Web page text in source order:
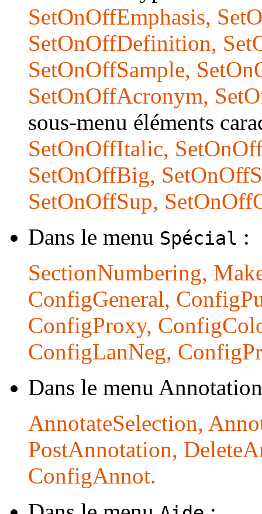
SetOnOffEmphasis,
SetOnOffDefinition,
SetOnOffSample,
SetOnOffAcronym,
sous-menu éléments
SetOnOffItalic,
SetOnOffBig,
SetOnOffSup,
Dans le menu Spécial :
SectionNumbering,
ConfigGeneral,
ConfigProxy,
ConfigLanNeg,
Dans le menu
AnnotateSelection,
PostAnnotation,
ConfigAnnot.